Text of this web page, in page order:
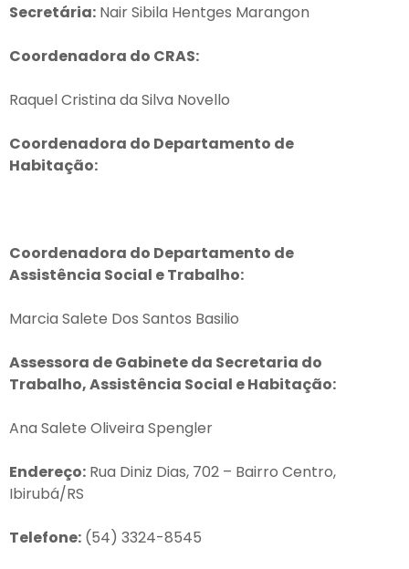
Secretária: Nair Sibila Hentges Marangon
Coordenadora do CRAS:
Raquel Cristina da Silva Novello
Coordenadora do Departamento de
Habitação:
Coordenadora do Departamento de
Assistência Social e Trabalho:
Marcia Salete Dos Santos Basilio
Assessora de Gabinete da Secretaria do
Trabalho, Assistência Social e Habitação:
Ana Salete Oliveira Spengler
Endereço: Rua Diniz Dias, 702 – Bairro Centro,
Ibirubá/RS
Telefone: (54) 3324-8545